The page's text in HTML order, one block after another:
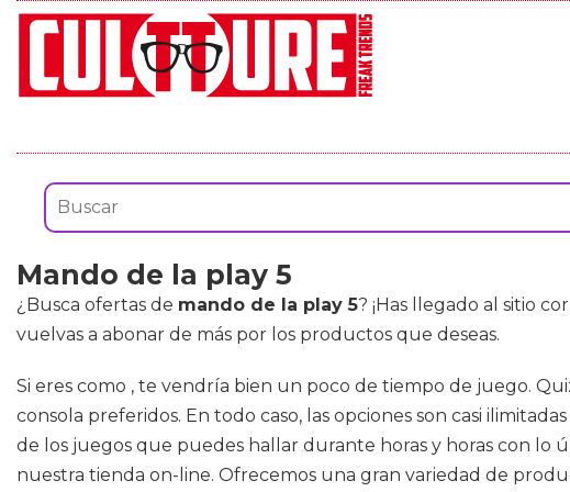
Mando de la play 5
¿Busca ofertas de mando de la play 5? ¡Has llegado al sitio
vuelvas a abonar de más por los productos que deseas.
Si eres como , te vendría bien un poco de tiempo de juego.
consola preferidos. En todo caso, las opciones son casi
de los juegos que puedes hallar durante horas y horas con lo
nuestra tienda on-line. Ofrecemos una gran variedad de